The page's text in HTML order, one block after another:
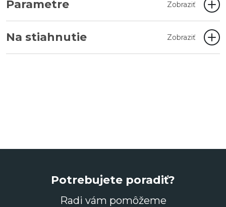
Parametre Zobraziť
Na stiahnutie Zobraziť
Potrebujete poradiť?
Radi vám pomôžeme